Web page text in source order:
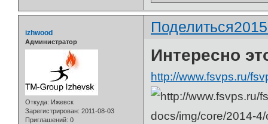
Поделиться
izhwood
Администратор
Откуда: Ижевск
Зарегистрирован: 2011-08-03
Приглашений: 0
Интересно
http://www.fsvps.ru/